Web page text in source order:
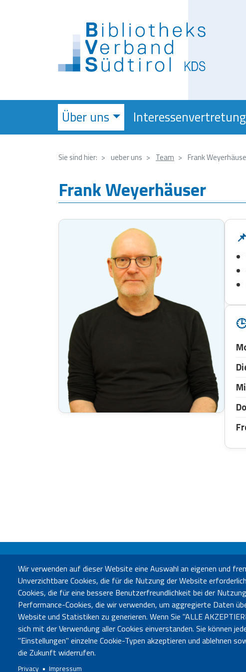
Über uns Interessenvertretung
Sie sind hier: ueber uns Team Frank
Frank Weyerhäuser
Wir verwenden auf dieser Website eine Auswahl an eigenen und
Unverzichtbare Cookies, die für die Nutzung der Website
Cookies, die für eine bessere Benutzerfreundlichkeit bei der
Performance-Cookies, die wir verwenden, um aggregierte Daten
Website und Statistiken zu generieren. Wenn Sie "ALLE
sich mit der Verwendung aller Cookies einverstanden. Sie können
"Einstellungen" einzelne Cookie-Typen akzeptieren und ablehnen
die Zukunft widerrufen.
Privacy Impressum
Büro
Büro